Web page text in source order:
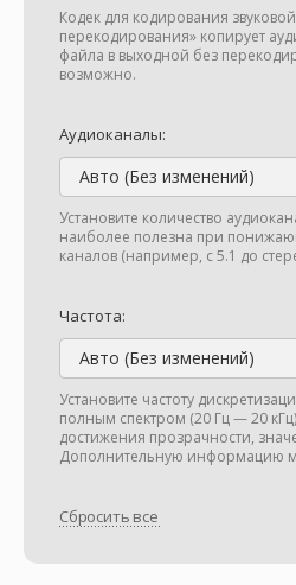
Кодек для кодирования
перекодирования» копирует
файла в выходной без
возможно.
Аудиоканалы:
Авто (Без изменений)
Установите количество
наиболее полезна при
каналов (например, с 5.1 до
Частота:
Авто (Без изменений)
Установите частоту
полным спектром (20 Гц — 20
достижения прозрачности,
Дополнительную информацию
Сбросить все